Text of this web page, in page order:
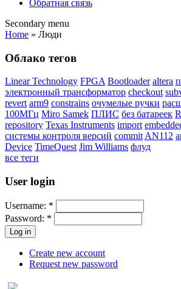
Обратная связь
Secondary menu
Home » Люди
Облако тегов
Linear Technology FPGA Bootloader altera
электронный трансформатор checkout
revert arm9 constrains очумелые ручки
100МГц Miro Samek ПЛИС без батареек
repository Texas Instruments import
системы контроля версий commitAN112
Device TimeQuest Jim Williams флуд
все теги
User login
Username: *
Password: *
Create new account
Request new password